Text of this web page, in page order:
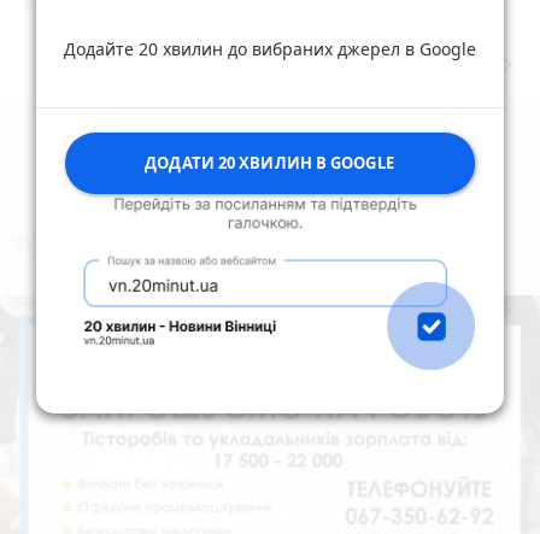
Дивитись ще
Найчастішекоментують
Додайте 20 хвилин до вибраних джерел в Google
ДОДАТИ 20 ХВИЛИН В GOOGLE